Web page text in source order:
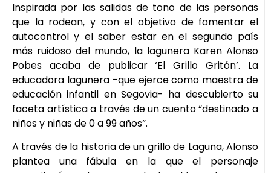
Inspirada por las salidas de tono de las personas
que la rodean, y con el objetivo de fomentar el
autocontrol y el saber estar en el segundo país
más ruidoso del mundo, la lagunera Karen Alonso
Pobes acaba de publicar ‘El Grillo Gritón’. La
educadora lagunera -que ejerce como maestra de
educación infantil en Segovia- ha descubierto su
faceta artística a través de un cuento “destinado a
niños y niñas de 0 a 99 años”.
A través de la historia de un grillo de Laguna, Alonso
plantea una fábula en la que el personaje